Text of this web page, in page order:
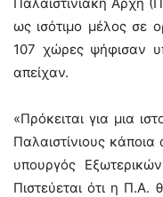
ως ισότιμο μέλος σε
107 χώρες ψήφισαν
απείχαν.
«Πρόκειται για μια
Παλαιστίνιους
υπουργός
Πιστεύεται ότι η Π.Α.